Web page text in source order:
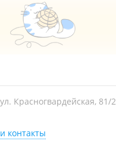
Красногвардейская, 81/2
контакты